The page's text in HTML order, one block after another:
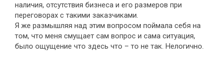
наличия, отсутствия бизнеса и его размеров при
переговорах с такими заказчиками.
Я же размышляя над этим вопросом поймала себя на
том, что меня смущает сам вопрос и сама ситуация,
было ощущение что здесь что – то не так. Нелогично.